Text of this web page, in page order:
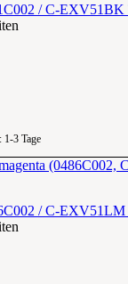
/ C-EXV51BK
1-3 Tage
/ C-EXV51LM